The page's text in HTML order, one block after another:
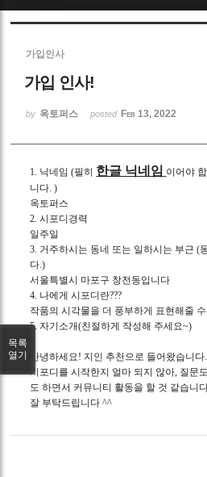
가입인사
가입 인사!
by 옥토퍼스 posted Feb 13, 2022
1. 닉네임 (필히 한글 닉네임 이어야
니다. )
옥토퍼스
2. 시포디경력
일주일
3. 거주하시는 동네 또는 일하시는 부근 (
다.)
서울특별시 마포구 창전동입니다
4. 나에게 시포디란???
작품의 시각물을 더 풍부하게 표현해줄
5. 자기소개(친절하게 작성해 주세요~)
안녕하세요! 지인 추천으로 들어왔습니다.
시포디를 시작한지 얼마 되지 않아, 질문
도 하면서 커뮤니티 활동을 할 것 같습니
잘 부탁드립니다 ^^
목록
열기
Sketchbook5, 스케
Sketchbook5, 스